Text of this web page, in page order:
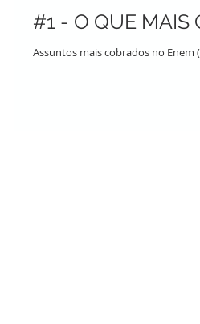
#1 - O QUE MAIS
Assuntos mais cobrados no Enem